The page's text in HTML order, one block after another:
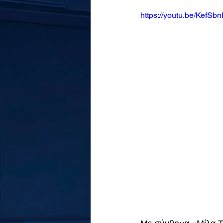
https://youtu.be/